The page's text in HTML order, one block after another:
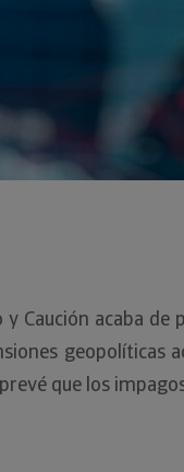
y Caución acaba de
geopolíticas
que los